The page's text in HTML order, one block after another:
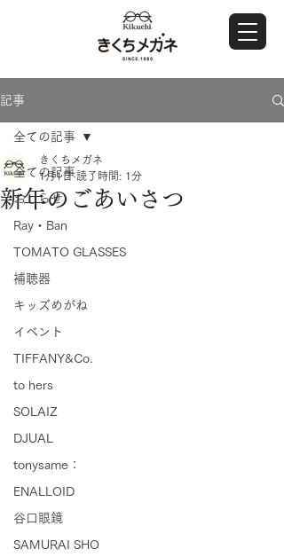
記事
全ての記事
おしらせ
Ray・Ban
TOMATO GLASSES
補聴器
キッズめがね
イベント
TIFFANY&Co.
to hers
SOLAIZ
DJUAL
tonysame：
ENALLOID
谷口眼鏡
SAMURAI SHO
全ての記事
新年のごあいさつ
きくちメガネ
1月1日 読了時間: 1分